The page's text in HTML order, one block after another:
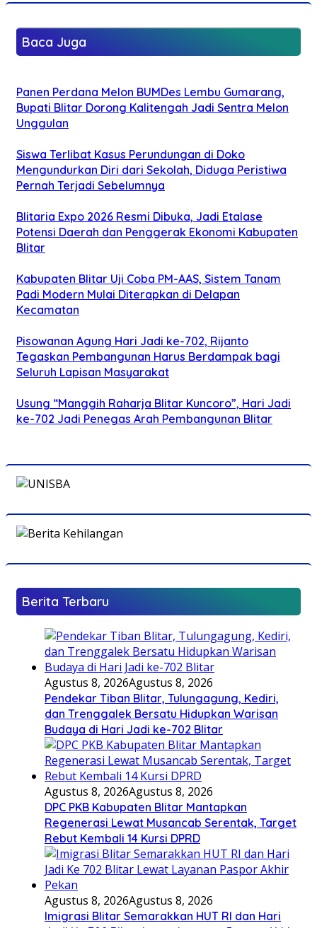
Baca Juga
Panen Perdana Melon BUMDes Lembu Gumarang,
Bupati Blitar Dorong Kalitengah Jadi Sentra Melon
Unggulan
Siswa Terlibat Kasus Perundungan di Doko
Mengundurkan Diri dari Sekolah, Diduga Peristiwa
Pernah Terjadi Sebelumnya
Blitaria Expo 2026 Resmi Dibuka, Jadi Etalase
Potensi Daerah dan Penggerak Ekonomi Kabupaten
Blitar
Kabupaten Blitar Uji Coba PM-AAS, Sistem Tanam
Padi Modern Mulai Diterapkan di Delapan
Kecamatan
Pisowanan Agung Hari Jadi ke-702, Rijanto
Tegaskan Pembangunan Harus Berdampak bagi
Seluruh Lapisan Masyarakat
Usung “Manggih Raharja Blitar Kuncoro”, Hari Jadi
ke-702 Jadi Penegas Arah Pembangunan Blitar
Berita Terbaru
Agustus 8, 2026Agustus 8, 2026
Pendekar Tiban Blitar, Tulungagung, Kediri,
dan Trenggalek Bersatu Hidupkan Warisan
Budaya di Hari Jadi ke-702 Blitar
Agustus 8, 2026Agustus 8, 2026
DPC PKB Kabupaten Blitar Mantapkan
Regenerasi Lewat Musancab Serentak, Target
Rebut Kembali 14 Kursi DPRD
Agustus 8, 2026Agustus 8, 2026
Imigrasi Blitar Semarakkan HUT RI dan Hari